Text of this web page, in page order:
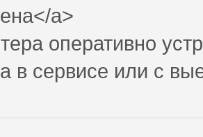
a>
оперативно
в сервисе или с